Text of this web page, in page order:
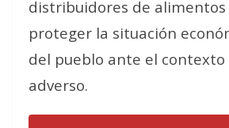
distribuidores de alimentos
proteger la situación
del pueblo ante el
adverso.